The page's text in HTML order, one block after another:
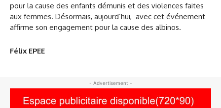
pour la cause des enfants démunis et des violences faites
aux femmes. Désormais, aujourd’hui, avec cet événement
affirme son engagement pour la cause des albinos.
Félix EPEE
- Advertisement -